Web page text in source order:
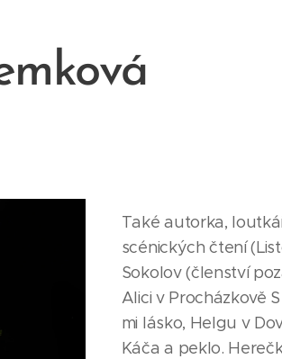
Také autorka,
scénických čtení
Sokolov (členství
Alici v Procházkově
mi lásko, Helgu v
Káča a peklo.